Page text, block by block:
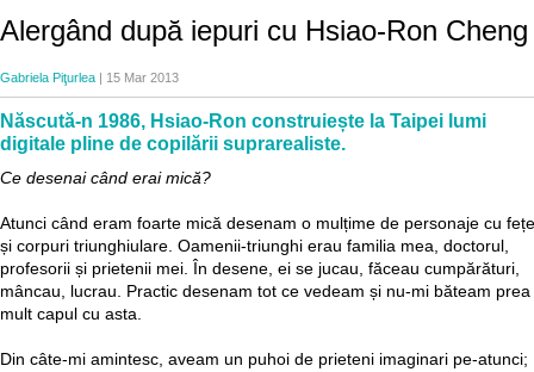
Alergând după iepuri cu Hsiao-Ron Cheng
Gabriela Piţurlea | 15 Mar 2013
Născută-n 1986, Hsiao-Ron construiește la Taipei lumi
digitale pline de copilării suprarealiste.
Ce desenai când erai mică?
Atunci când eram foarte mică desenam o mulțime de personaje cu fețe
și corpuri triunghiulare. Oamenii-triunghi erau familia mea, doctorul,
profesorii și prietenii mei. În desene, ei se jucau, făceau cumpărături,
mâncau, lucrau. Practic desenam tot ce vedeam și nu-mi băteam prea
mult capul cu asta.
Din câte-mi amintesc, aveam un puhoi de prieteni imaginari pe-atunci;